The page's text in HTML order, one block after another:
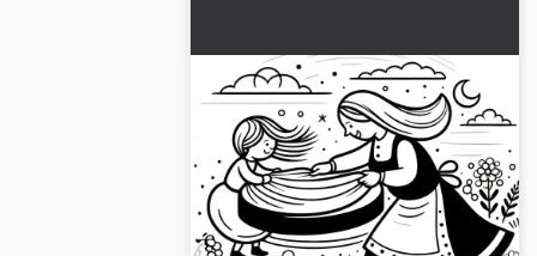
Dochter helpt vrouw Holle
met het schudden van de
bedden - Kleurenpagina
gratis
Ervaar de magische scène uit "Vrouw
Holle" en download de kleurplaat
gratis...